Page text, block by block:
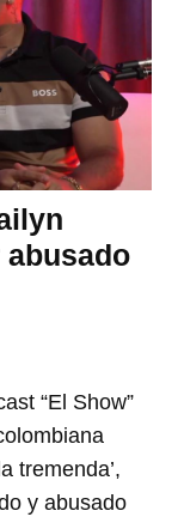
abusado
“El Show”
tremenda’,
y abusado